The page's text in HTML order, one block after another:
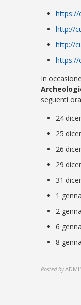
https://
http://
http://
https://
In
seguenti
24
25
26
29
31
1
2
6
8
Posted by